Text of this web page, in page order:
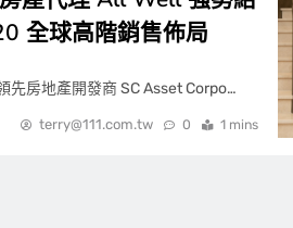
全球高階銷售佈局
房地產開發商 SC Asset Corpo…
terry@111.com.tw 0 1 mins